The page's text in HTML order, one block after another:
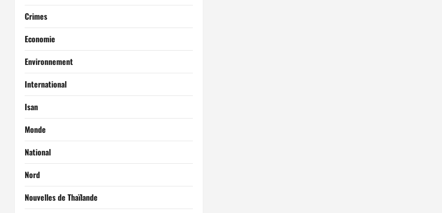
c
e
Crimes
Economie
Environnement
International
Isan
Monde
National
Nord
Nouvelles de Thaïlande